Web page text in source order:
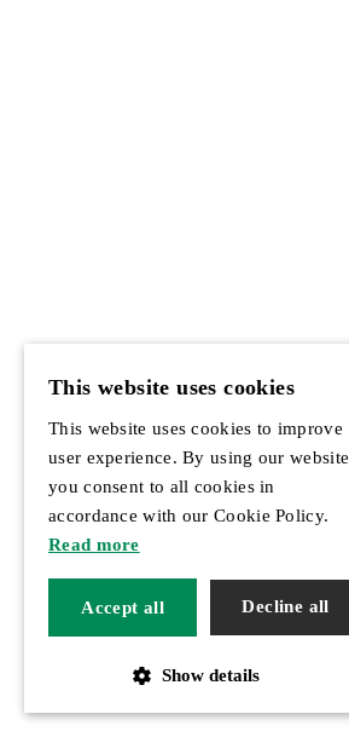
This website uses cookies
This website uses cookies to improve
user experience. By using our website
you consent to all cookies in
accordance with our Cookie Policy.
Read more
Accept all Decline all
Show details